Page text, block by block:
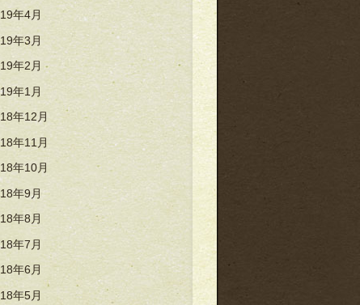
年4月
年3月
年2月
年1月
年12月
年11月
年10月
年9月
年8月
年7月
年6月
年5月